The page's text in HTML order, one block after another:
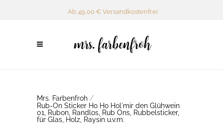
Ab 49,00 € Versandkostenfrei
Mrs. Farbenfroh /
Rub-On Sticker Ho Ho Hol´mir den Glühwein
01, Rubon, Randlos, Rub Ons, Rubbelsticker,
für Glas, Holz, Raysin u.v.m.